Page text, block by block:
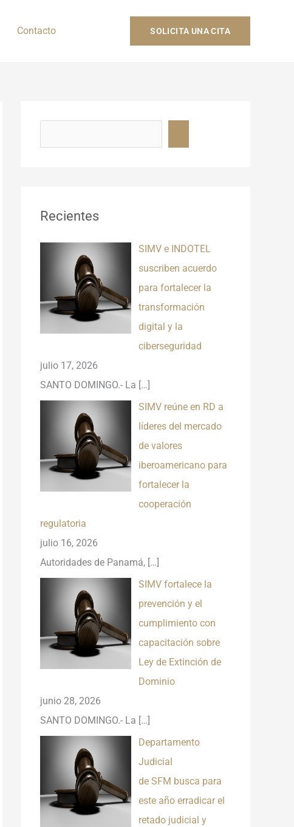
Contacto SOLICITA UNA CITA
s
Recientes
SIMV e INDOTEL
suscriben acuerdo
para fortalecer la
transformación
digital y la
ciberseguridad
julio 17, 2026
SANTO DOMINGO.- La […]
SIMV reúne en RD a
líderes del mercado
de valores
iberoamericano para
fortalecer la
cooperación
regulatoria
julio 16, 2026
Autoridades de Panamá, […]
SIMV fortalece la
prevención y el
cumplimiento con
capacitación sobre
Ley de Extinción de
Dominio
junio 28, 2026
SANTO DOMINGO.- La […]
Departamento
Judicial
de SFM busca para
este año erradicar el
retado judicial y